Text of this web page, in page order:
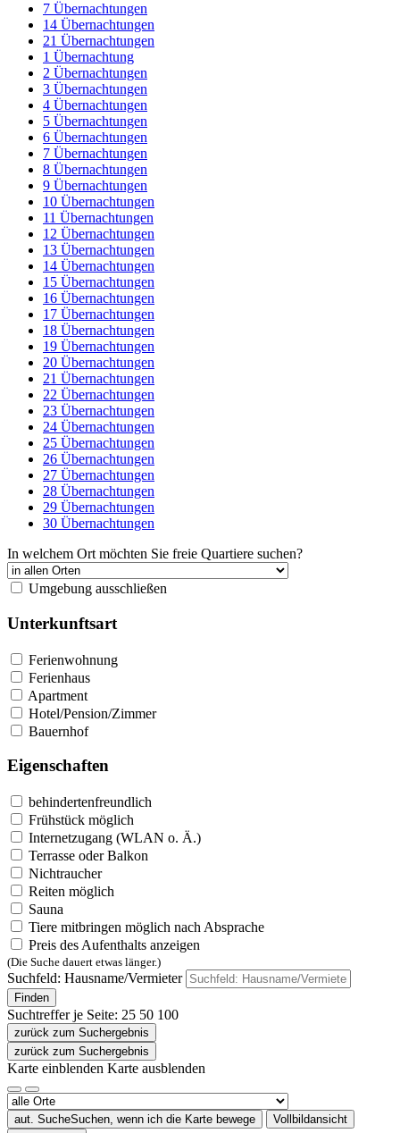
7 Übernachtungen
14 Übernachtungen
21 Übernachtungen
1 Übernachtung
2 Übernachtungen
3 Übernachtungen
4 Übernachtungen
5 Übernachtungen
6 Übernachtungen
7 Übernachtungen
8 Übernachtungen
9 Übernachtungen
10 Übernachtungen
11 Übernachtungen
12 Übernachtungen
13 Übernachtungen
14 Übernachtungen
15 Übernachtungen
16 Übernachtungen
17 Übernachtungen
18 Übernachtungen
19 Übernachtungen
20 Übernachtungen
21 Übernachtungen
22 Übernachtungen
23 Übernachtungen
24 Übernachtungen
25 Übernachtungen
26 Übernachtungen
27 Übernachtungen
28 Übernachtungen
29 Übernachtungen
30 Übernachtungen
In welchem Ort möchten Sie freie Quartiere suchen?
Umgebung ausschließen
Unterkunftsart
Ferienwohnung
Ferienhaus
Apartment
Hotel/Pension/Zimmer
Bauernhof
Eigenschaften
behindertenfreundlich
Frühstück möglich
Internetzugang (WLAN o. Ä.)
Terrasse oder Balkon
Nichtraucher
Reiten möglich
Sauna
Tiere mitbringen möglich nach Absprache
Preis des Aufenthalts anzeigen
(Die Suche dauert etwas länger.)
Suchfeld: Hausname/Vermieter
Finden
Suchtreffer je Seite: 25 50 100
zurück zum Suchergebnis
zurück zum Suchergebnis
Karte einblenden Karte ausblenden
aut. SucheSuchen, wenn ich die Karte bewege
Vollbildansicht